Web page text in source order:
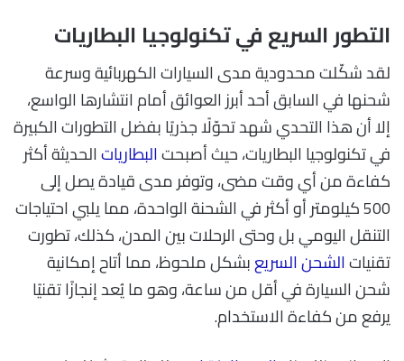
التطور السريع في تكنولوجيا البطاريات
لقد شكّلت محدودية مدى السيارات الكهربائية وسرعة
شحنها في السابق أحد أبرز العوائق أمام انتشارها الواسع،
إلا أن هذا التحدي شهد تحوّلًا جذريًا بفضل التطورات الكبيرة
في تكنولوجيا البطاريات، حيث أصبحتالبطارياتالحديثة أكثر
كفاءة من أي وقت مضى، وتوفر مدى قيادة يصل إلى
500 كيلومتر أو أكثر في الشحنة الواحدة، مما يلبي احتياجات
التنقل اليومي بل وحتى الرحلات بين المدن، كذلك، تطورت
تقنياتالشحن السريعبشكل ملحوظ، مما أتاح إمكانية
شحن السيارة في أقل من ساعة، وهو ما يُعد إنجازًا تقنيًا
يرفع من كفاءة الاستخدام.